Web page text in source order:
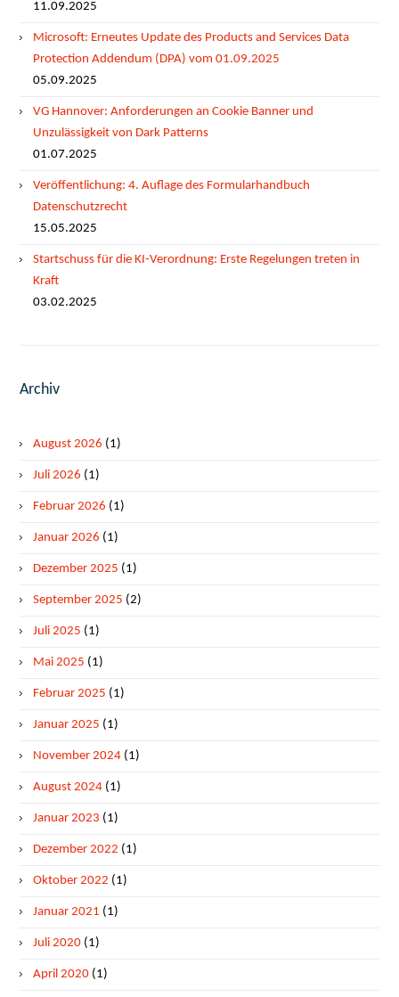
11.09.2025
Microsoft: Erneutes Update des Products and Services Data
Protection Addendum (DPA) vom 01.09.2025
05.09.2025
VG Hannover: Anforderungen an Cookie Banner und
Unzulässigkeit von Dark Patterns
01.07.2025
Veröffentlichung: 4. Auflage des Formularhandbuch
Datenschutzrecht
15.05.2025
Startschuss für die KI-Verordnung: Erste Regelungen treten in
Kraft
03.02.2025
Archiv
August 2026 (1)
Juli 2026 (1)
Februar 2026 (1)
Januar 2026 (1)
Dezember 2025 (1)
September 2025 (2)
Juli 2025 (1)
Mai 2025 (1)
Februar 2025 (1)
Januar 2025 (1)
November 2024 (1)
August 2024 (1)
Januar 2023 (1)
Dezember 2022 (1)
Oktober 2022 (1)
Januar 2021 (1)
Juli 2020 (1)
April 2020 (1)